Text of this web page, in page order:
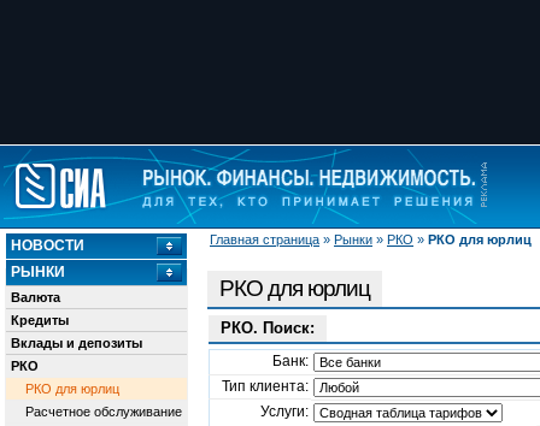
Главная страница » Рынки » РКО » РКО для юрлиц
НОВОСТИ
РЫНКИ
Валюта
Кредиты
Вклады и депозиты
РКО
РКО для юрлиц
Расчетное обслуживание
РКО для юрлиц
РКО. Поиск:
Банк:
Тип клиента:
Услуги: